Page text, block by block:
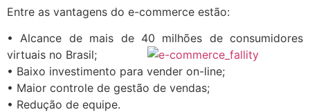
Entre as vantagens do e-commerce estão:
• Alcance de mais de 40 milhões de consumidores
virtuais no Brasil;
• Baixo investimento para vender on-line;
• Maior controle de gestão de vendas;
• Redução de equipe.